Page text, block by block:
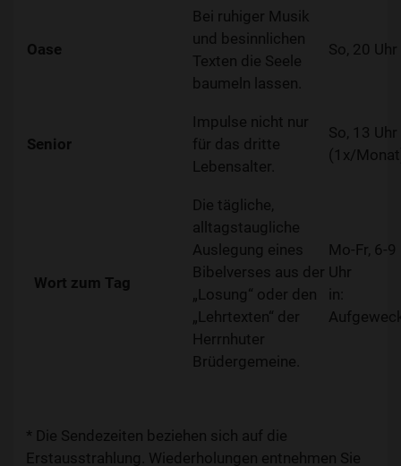
Oase
Bei ruhiger Musik
und besinnlichen
Texten die Seele
baumeln lassen.
So, 20 Uhr
Senior
Impulse nicht nur
für das dritte
Lebensalter.
So, 13 Uhr
(1x/
Wort zum Tag
Die tägliche,
alltagstaugliche
Auslegung eines
Bibelverses aus der
„Losung“ oder den
„Lehrtexten“ der
Herrnhuter
Brüdergemeine.
Mo-Fr, 6-9
Uhr
in:
* Die Sendezeiten beziehen sich auf die
Erstausstrahlung. Wiederholungen entnehmen Sie